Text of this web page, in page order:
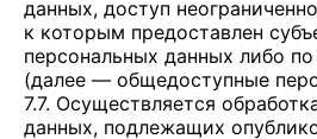
данных, доступ
к которым предоставлен
персональных данных либо
(далее — общедоступные
7.7. Осуществляется
данных, подлежащих